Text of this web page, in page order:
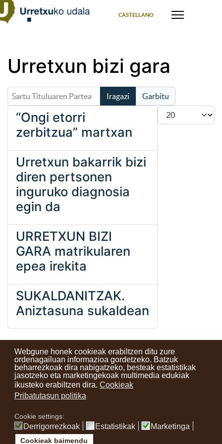
Webgune honek cookieak erabiltzen ditu zure
ordenagailuan informazioa gordetzeko. Batzuk
beharrezkoak dira nabigatzeko, besteak estatistikak
jasotzeko eta marketingekoak multimedia edukiak
ikusteko erabiltzen dira. Cookieak
Pribatutasun politika
Cookie settings:
Derrigorrezkoak Estatistikak Marketinga
Cookieak baimendu
CASTELLANO
Urretxun bizi gara
Sartu Tituluaren Partea Iragazi
Garbitu
Bistaratu #
“Ongi etorri
zerbitzua” martxan
Urretxun bakarrik bizi
diren pertsonen
inguruko diagnosia
egin da
URRETXUN BIZI
GARA matrikularen
epea irekita
SUKALDANITZAK.
Aniztasuna sukaldean
Kontaktuak Erabilera baldintzak Lege oharra
Berriak
Zure iritzia
facebookyoutube